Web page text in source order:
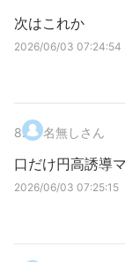
次はこれか
2026/06/03 07:24:54
8. 名無しさん
口だけ円高誘導
2026/06/03 07:25:15